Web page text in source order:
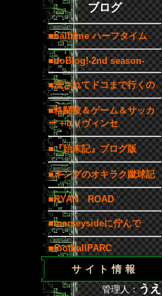
ブログ
■halftime ハーフタイム
■doBlog!-2nd season-
■流されてドコまで行くの
■格闘技＆ゲーム＆サッカ
ー＋α（ヴィンセ
■『始末記』ブログ版
■キングのオキラク蹴球記
■RYAN ROAD
■merseysideに佇んで
■footballPARC
サイト情報
管理人：うえ